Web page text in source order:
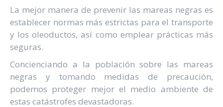
La mejor manera de prevenir las mareas negras es
establecer normas más estrictas para el transporte
y los oleoductos, así como emplear prácticas más
seguras.
Concienciando a la población sobre las mareas
negras y tomando medidas de precaución,
podemos proteger mejor el medio ambiente de
estas catástrofes devastadoras.